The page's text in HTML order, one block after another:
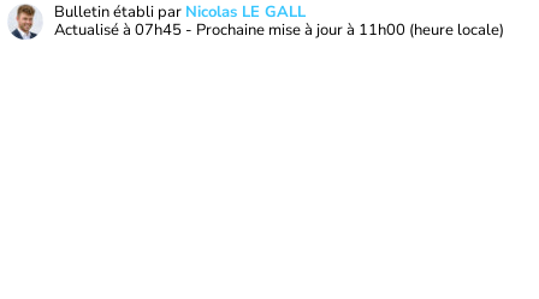
Bulletin établi par Nicolas LE GALL
Actualisé à 07h45 - Prochaine mise à jour à 11h00 (heure locale)